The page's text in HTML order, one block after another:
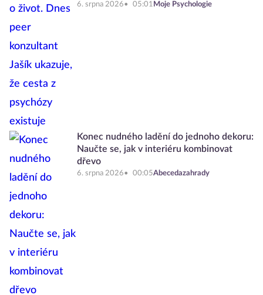
6. srpna 2026 05:01 Moje Psychologie
Konec nudného ladění do jednoho dekoru:
Naučte se, jak v interiéru kombinovat
dřevo
6. srpna 2026 00:05Abecedazahrady